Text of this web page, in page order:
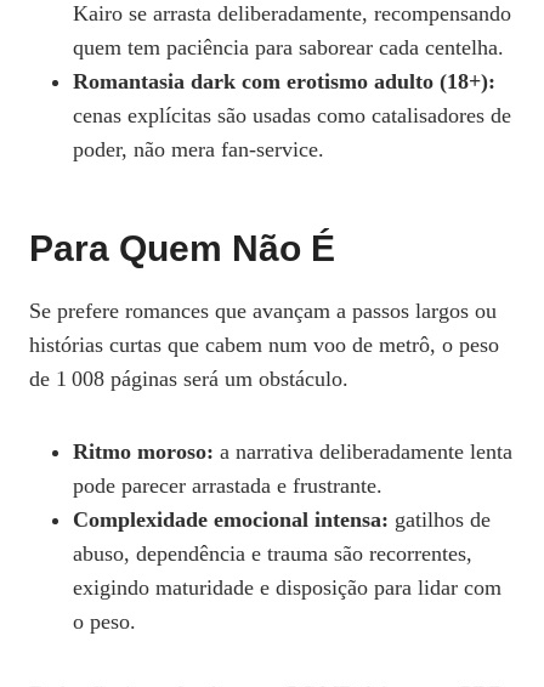
Kairo se arrasta deliberadamente, recompensando
quem tem paciência para saborear cada centelha.
Romantasia dark com erotismo adulto (18+):
cenas explícitas são usadas como catalisadores de
poder, não mera fan‑service.
Para Quem Não É
Se prefere romances que avançam a passos largos ou
histórias curtas que cabem num voo de metrô, o peso
de 1 008 páginas será um obstáculo.
Ritmo moroso: a narrativa deliberadamente lenta
pode parecer arrastada e frustrante.
Complexidade emocional intensa: gatilhos de
abuso, dependência e trauma são recorrentes,
exigindo maturidade e disposição para lidar com
o peso.